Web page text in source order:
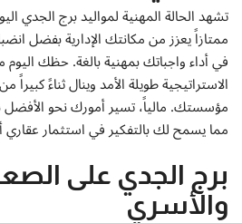
تشهد الحالة المهنية لمواليد برج الجدي
ممتازاً يعزز من مكانتك الإدارية بفضل
في أداء واجباتك بمهنية بالغة. حظك
الاستراتيجية طويلة الأمد وينال ثناءً
مؤسستك. مالياً، تسير أمورك نحو الأفضل
مما يسمح لك بالتفكير في استثمار عقاري
برج الجدي على
والأسري